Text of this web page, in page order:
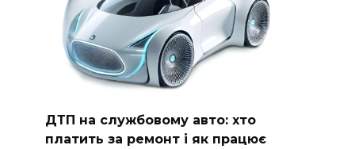
ДТП на службовому авто: хто
платить за ремонт і як працює